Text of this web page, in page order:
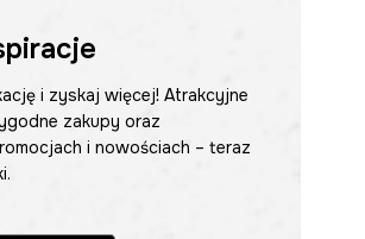
i zyskaj więcej! Atrakcyjne
zakupy oraz
i nowościach – teraz